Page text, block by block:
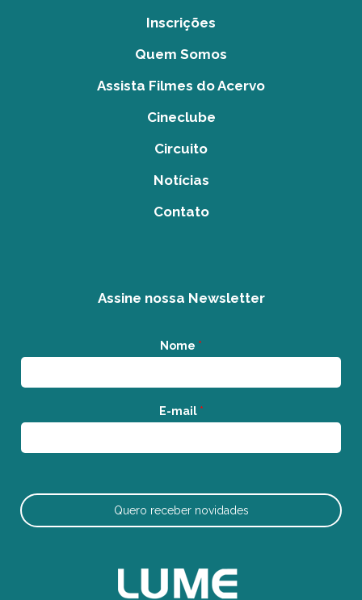
Inscrições
Quem Somos
Assista Filmes do Acervo
Cineclube
Circuito
Notícias
Contato
Assine nossa Newsletter
Nome *
E-mail *
Quero receber novidades